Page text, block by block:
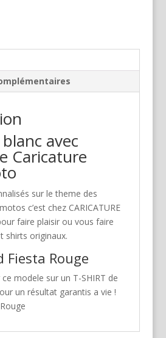
avec
Caricature
sur le theme des
c’est chez CARICATURE
faire plaisir ou vous faire
shirts originaux.
Fiesta Rouge
modele sur un T-SHIRT de
un résultat garantis a vie !